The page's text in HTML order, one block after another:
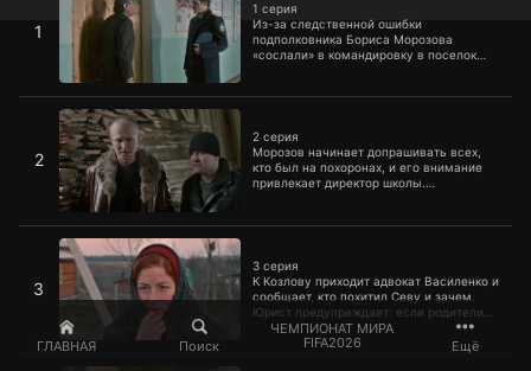
ГЛАВНАЯ Поиск
ЧЕМПИОНАТ МИРА
FIFA2026
Ещё
1
1 серия
Из-за следственной ошибки
подполковника Бориса Морозова
«сослали» в командировку в поселок
столичного журналиста Козлова,
похороны матери. Малыш исчез во
время поминок, а его няню нашли
убитой.
2
2 серия
Морозов начинает допрашивать всех,
кто был на похоронах, и его внимание
привлекает директор школы.
местный пьяница. Сотрудники полиции
ждет страшный сюрприз.
2 серия
3
3 серия
К Козлову приходит адвокат Василенко и
сообщает, кто похитил Севу и зачем.
Юрист предупреждает: если родители
ребенка официально обратятся в
органы, мальчишку убьют.
3 серия